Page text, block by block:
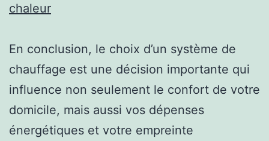
chaleur
En conclusion, le choix d’un système de
chauffage est une décision importante qui
influence non seulement le confort de votre
domicile, mais aussi vos dépenses
énergétiques et votre empreinte